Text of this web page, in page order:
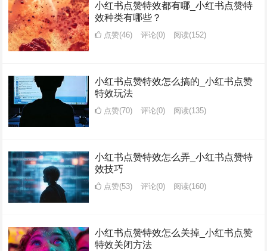
小红书点赞特效都有哪_小红书点赞特
效种类有哪些？
点赞(46) 评论(0) 阅读(152)
小红书点赞特效怎么搞的_小红书点赞
特效玩法
点赞(70) 评论(0) 阅读(135)
小红书点赞特效怎么弄_小红书点赞特
效技巧
点赞(53) 评论(0) 阅读(160)
小红书点赞特效怎么关掉_小红书点赞
特效关闭方法